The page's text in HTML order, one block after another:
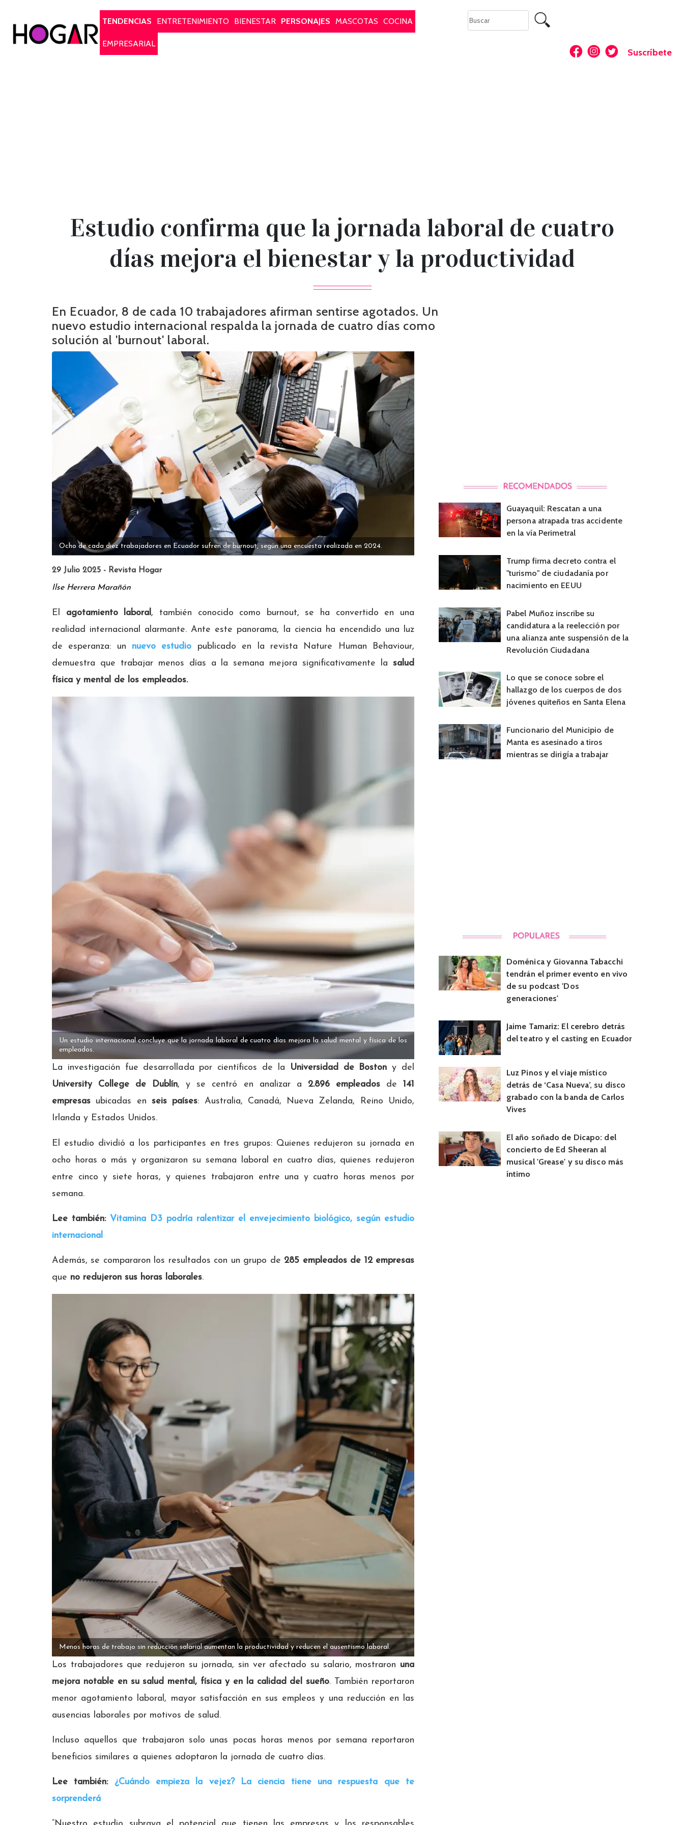
TENDENCIAS
ENTRETENIMIENTO BIENESTAR PERSONAJES MASCOTAS COCINA
EMPRESARIAL
Suscríbete
Estudio confirma que la jornada laboral de cuatro
días mejora el bienestar y la productividad
En Ecuador, 8 de cada 10 trabajadores afirman sentirse agotados. Un
nuevo estudio internacional respalda la jornada de cuatro días como
solución al 'burnout' laboral.
Ocho de cada diez trabajadores en Ecuador sufren de burnout, según una encuesta realizada en 2024.
29 Julio 2025 - Revista Hogar
Ilse Herrera Marañón
El agotamiento laboral , también conocido como burnout, se ha convertido en una
realidad internacional alarmante. Ante este panorama, la ciencia ha encendido una luz
de esperanza: un nuevo estudio publicado en la revista Nature Human Behaviour,
demuestra que trabajar menos días a la semana mejora significativamente la salud
física y mental de los empleados.
Un estudio internacional concluye que la jornada laboral de cuatro días mejora la salud mental y física de los
empleados.
La investigación fue desarrollada por científicos de la Universidad de Boston y del
University College de Dublín, y se centró en analizar a 2.896 empleadosde141
empresas ubicadas en seis países: Australia, Canadá, Nueva Zelanda, Reino Unido,
Irlanda y Estados Unidos.
El estudio dividió a los participantes en tres grupos: Quienes redujeron su jornada en
ocho horas o más y organizaron su semana laboral en cuatro días, quienes redujeron
entre cinco y siete horas, y quienes trabajaron entre una y cuatro horas menos por
semana.
Lee también: Vitamina D3 podría ralentizar el envejecimiento biológico, según estudio
internacional
Además, se compararon los resultados con un grupo de 285 empleados de 12 empresas
que no redujeron sus horas laborales.
Menos horas de trabajo sin reducción salarial aumentan la productividad y reducen el ausentismo laboral.
Los trabajadores que redujeron su jornada, sin ver afectado su salario, mostraron una
mejora notable en su salud mental, física y en la calidad del sueño. También reportaron
menor agotamiento laboral, mayor satisfacción en sus empleos y una reducción en las
ausencias laborales por motivos de salud.
Incluso aquellos que trabajaron solo unas pocas horas menos por semana reportaron
beneficios similares a quienes adoptaron la jornada de cuatro días.
Lee también: ¿Cuándo empieza la vejez? La ciencia tiene una respuesta que te
sorprenderá
Guayaquil: Rescatan a una
persona atrapada tras accidente
en la vía Perimetral
Trump firma decreto contra el
"turismo" de ciudadanía por
nacimiento en EEUU
Pabel Muñoz inscribe su
candidatura a la reelección por
una alianza ante suspensión de la
Revolución Ciudadana
Lo que se conoce sobre el
hallazgo de los cuerpos de dos
jóvenes quiteños en Santa Elena
Funcionario del Municipio de
Manta es asesinado a tiros
mientras se dirigía a trabajar
Doménica y Giovanna Tabacchi
tendrán el primer evento en vivo
de su podcast 'Dos
generaciones'
Jaime Tamariz: El cerebro detrás
del teatro y el casting en Ecuador
Luz Pinos y el viaje místico
detrás de ‘Casa Nueva’, su disco
grabado con la banda de Carlos
Vives
El año soñado de Dicapo: del
concierto de Ed Sheeran al
musical 'Grease' y su disco más
íntimo